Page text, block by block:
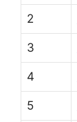
2
3
4
5